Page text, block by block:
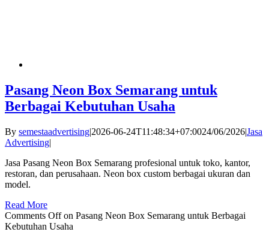
Pasang Neon Box Semarang untuk
Berbagai Kebutuhan Usaha
By semestaadvertising|2026-06-24T11:48:34+07:0024/06/2026|Jasa
Advertising|
Jasa Pasang Neon Box Semarang profesional untuk toko, kantor,
restoran, dan perusahaan. Neon box custom berbagai ukuran dan
model.
Read More
Comments Offon Pasang Neon Box Semarang untuk Berbagai
Kebutuhan Usaha